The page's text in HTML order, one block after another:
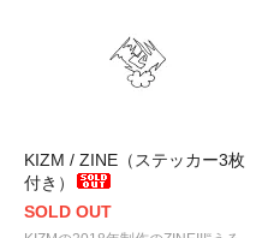
KIZM / ZINE（ステッカー3枚
付き）
SOLD OUT